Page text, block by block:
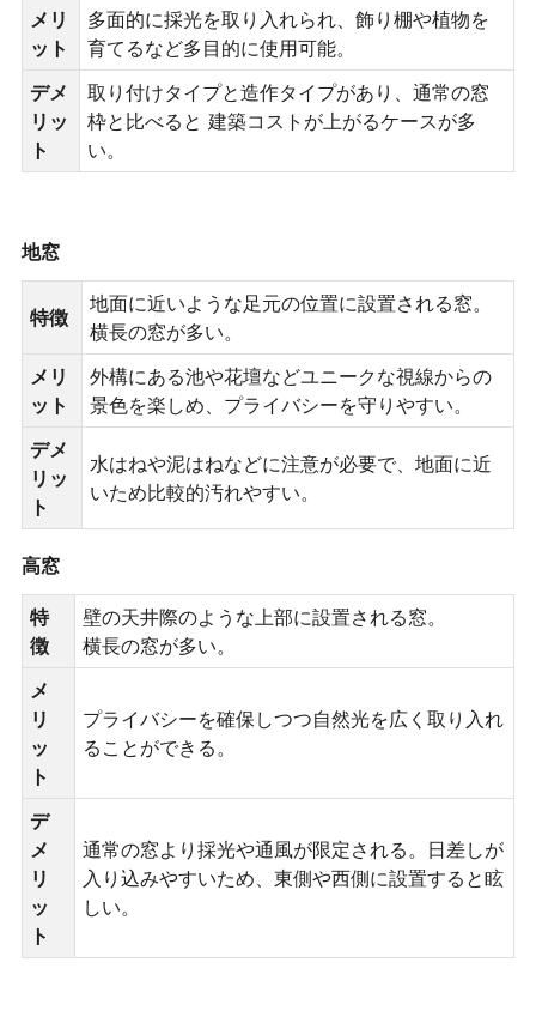
メリ
ット
多面的に採光を取り入れられ、飾り棚や植物を
育てるなど多目的に使用可能。
デメ
リッ
ト
取り付けタイプと造作タイプがあり、通常の窓
枠と比べると 建築コストが上がるケースが多
い。
地窓
特徴
地面に近いような足元の位置に設置される窓。
横長の窓が多い。
メリ
ット
外構にある池や花壇などユニークな視線からの
景色を楽しめ、プライバシーを守りやすい。
デメ
リッ
ト
水はねや泥はねなどに注意が必要で、地面に近
いため比較的汚れやすい。
高窓
特
徴
壁の天井際のような上部に設置される窓。
横長の窓が多い。
メ
リ
ッ
ト
プライバシーを確保しつつ自然光を広く取り入れ
ることができる。
デ
メ
リ
ッ
ト
通常の窓より採光や通風が限定される。日差しが
入り込みやすいため、東側や西側に設置すると眩
しい。